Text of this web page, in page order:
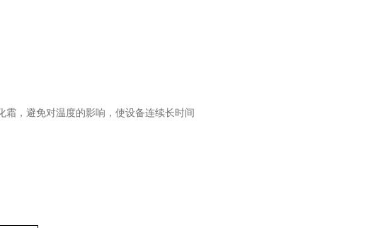
，避免对温度的影响，使设备连续长时间